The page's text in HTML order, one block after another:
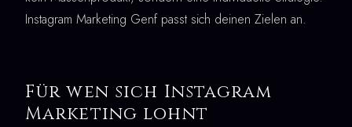
Instagram Marketing Genf passt sich deinen Zielen an.
Für wen sich Instagram
Marketing lohnt